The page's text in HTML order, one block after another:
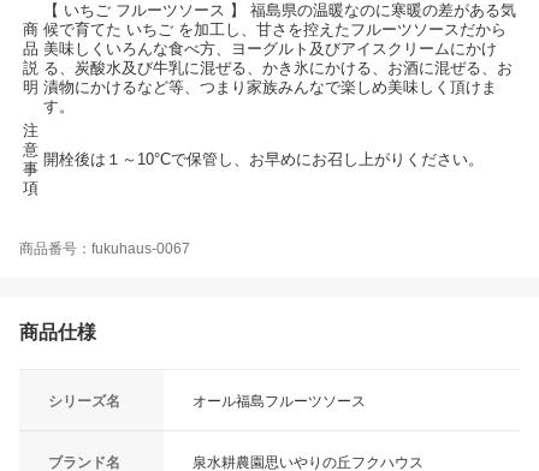
商
品
説
明
【 いちご フルーツソース 】 福島県の温暖なのに寒暖の差がある気
候で育てた いちご を加工し、甘さを控えたフルーツソースだから
美味しくいろんな食べ方、ヨーグルト及びアイスクリームにかけ
る、炭酸水及び牛乳に混ぜる、かき氷にかける、お酒に混ぜる、お
漬物にかけるなど等、つまり家族みんなで楽しめ美味しく頂けま
す。
注
意
事
項
開栓後は１～10°Cで保管し、お早めにお召し上がりください。
商品番号：fukuhaus-0067
商品仕様
シリーズ名 オール福島フルーツソース
ブランド名 泉水耕農園思いやりの丘フクハウス